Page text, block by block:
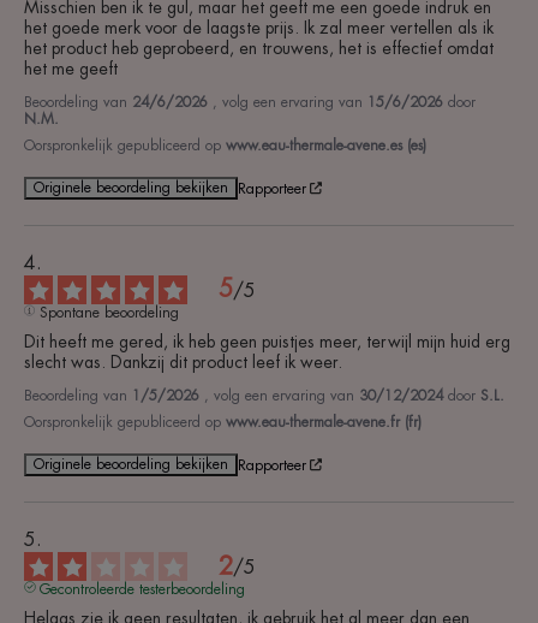
Misschien ben ik te gul, maar het geeft me een goede indruk en
het goede merk voor de laagste prijs. Ik zal meer vertellen als ik
het product heb geprobeerd, en trouwens, het is effectief omdat
het me geeft
Beoordeling van 24/6/2026 , volg een ervaring van 15/6/2026 door
N.M.
Oorspronkelijk gepubliceerd op www.eau-thermale-avene.es (es)
Originele beoordeling bekijken Rapporteer
5/5
Spontane beoordeling
Dit heeft me gered, ik heb geen puistjes meer, terwijl mijn huid erg
slecht was. Dankzij dit product leef ik weer.
Beoordeling van 1/5/2026 , volg een ervaring van 30/12/2024 door S.L.
Oorspronkelijk gepubliceerd op www.eau-thermale-avene.fr (fr)
Originele beoordeling bekijken Rapporteer
2/5
Gecontroleerde testerbeoordeling
Helaas zie ik geen resultaten, ik gebruik het al meer dan een